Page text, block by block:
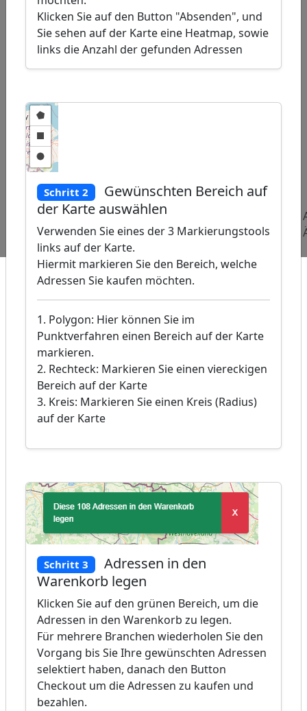
Beliebte
Abfragen:
Adressen
Computersicherheits-
Unternehmen
Teppichhändler
Klicken Sie auf den Button "Absenden", und
Sie sehen auf der Karte eine Heatmap, sowie
links die Anzahl der gefunden Adressen
Schritt 2
Gewünschten Bereich auf
der Karte auswählen
Verwenden Sie eines der 3 Markierungstools
links auf der Karte.
Hiermit markieren Sie den Bereich, welche
Adressen Sie kaufen möchten.
1. Polygon: Hier können Sie im
Punktverfahren einen Bereich auf der Karte
markieren.
2. Rechteck: Markieren Sie einen viereckigen
Bereich auf der Karte
3. Kreis: Markieren Sie einen Kreis (Radius)
auf der Karte
Schritt 3
Adressen in den
Warenkorb legen
Klicken Sie auf den grünen Bereich, um die
Adressen in den Warenkorb zu legen.
Für mehrere Branchen wiederholen Sie den
Vorgang bis Sie Ihre gewünschten Adressen
selektiert haben, danach den Button
Checkout um die Adressen zu kaufen und
bezahlen.